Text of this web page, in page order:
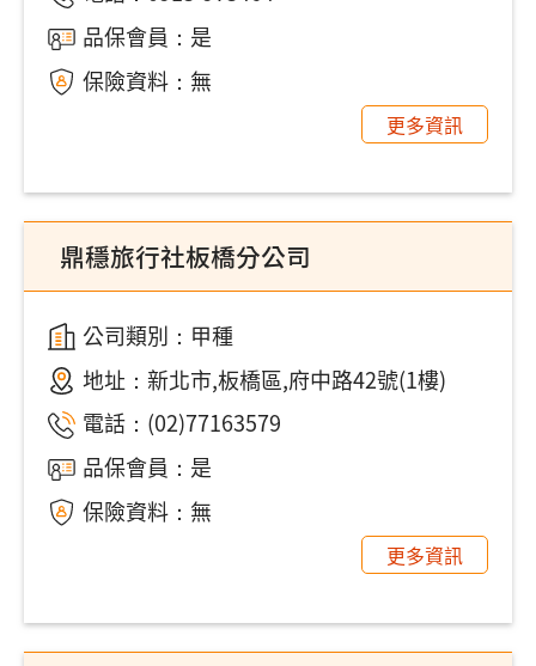
品保會員：是
保險資料：無
更多資訊
鼎穩旅行社板橋分公司
公司類別：甲種
地址： 新北市,板橋區,府中路42號(1樓)
電話： (02)77163579
品保會員：是
保險資料：無
更多資訊